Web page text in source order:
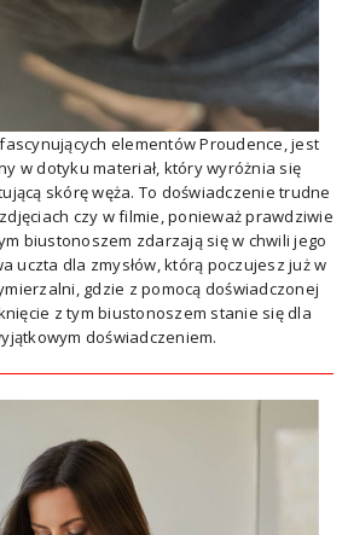
elementów Proudence, jest
w dotyku materiał, który wyróżnia się
skórę węża. To doświadczenie trudne
czy w filmie, ponieważ prawdziwie
biustonoszem zdarzają się w chwili jego
uczta dla zmysłów, którą poczujesz już w
gdzie z pomocą doświadczonej
z tym biustonoszem stanie się dla
doświadczeniem.